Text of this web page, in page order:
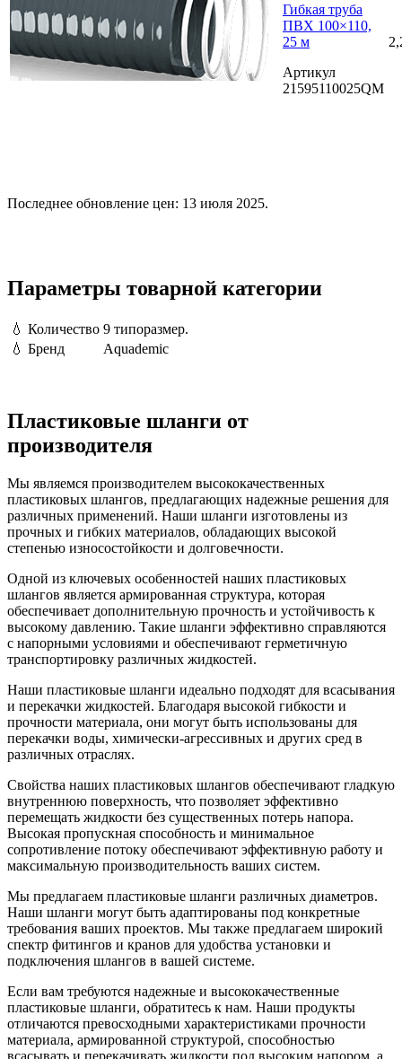
Гибкая труба
ПВХ 100×110,
25 м
Артикул
21595110025QM
Последнее обновление цен: 13 июля 2025.
Параметры товарной категории
💧 Количество 9 типоразмер.
💧 Бренд Aquademic
Пластиковые шланги от
производителя
Мы являемся производителем высококачественных
пластиковых шлангов, предлагающих надежные решения для
различных применений. Наши шланги изготовлены из
прочных и гибких материалов, обладающих высокой
степенью износостойкости и долговечности.
Одной из ключевых особенностей наших пластиковых
шлангов является армированная структура, которая
обеспечивает дополнительную прочность и устойчивость к
высокому давлению. Такие шланги эффективно справляются
с напорными условиями и обеспечивают герметичную
транспортировку различных жидкостей.
Наши пластиковые шланги идеально подходят для всасывания
и перекачки жидкостей. Благодаря высокой гибкости и
прочности материала, они могут быть использованы для
перекачки воды, химически-агрессивных и других сред в
различных отраслях.
Свойства наших пластиковых шлангов обеспечивают гладкую
внутреннюю поверхность, что позволяет эффективно
перемещать жидкости без существенных потерь напора.
Высокая пропускная способность и минимальное
сопротивление потоку обеспечивают эффективную работу и
максимальную производительность ваших систем.
Мы предлагаем пластиковые шланги различных диаметров.
Наши шланги могут быть адаптированы под конкретные
требования ваших проектов. Мы также предлагаем широкий
спектр фитингов и кранов для удобства установки и
подключения шлангов в вашей системе.
Если вам требуются надежные и высококачественные
пластиковые шланги, обратитесь к нам. Наши продукты
отличаются превосходными характеристиками прочности
материала, армированной структурой, способностью